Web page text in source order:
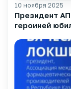
▶
10 ноября 2025
Президент
героиней